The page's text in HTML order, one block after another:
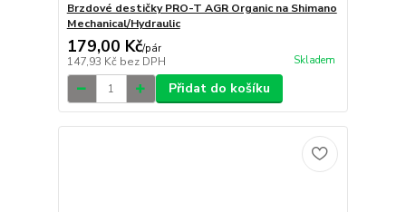
Brzdové destičky PRO-T AGR Organic na Shimano
Mechanical/Hydraulic
179,00 Kč/pár
147,93 Kč bez DPH Skladem
Přidat do košíku